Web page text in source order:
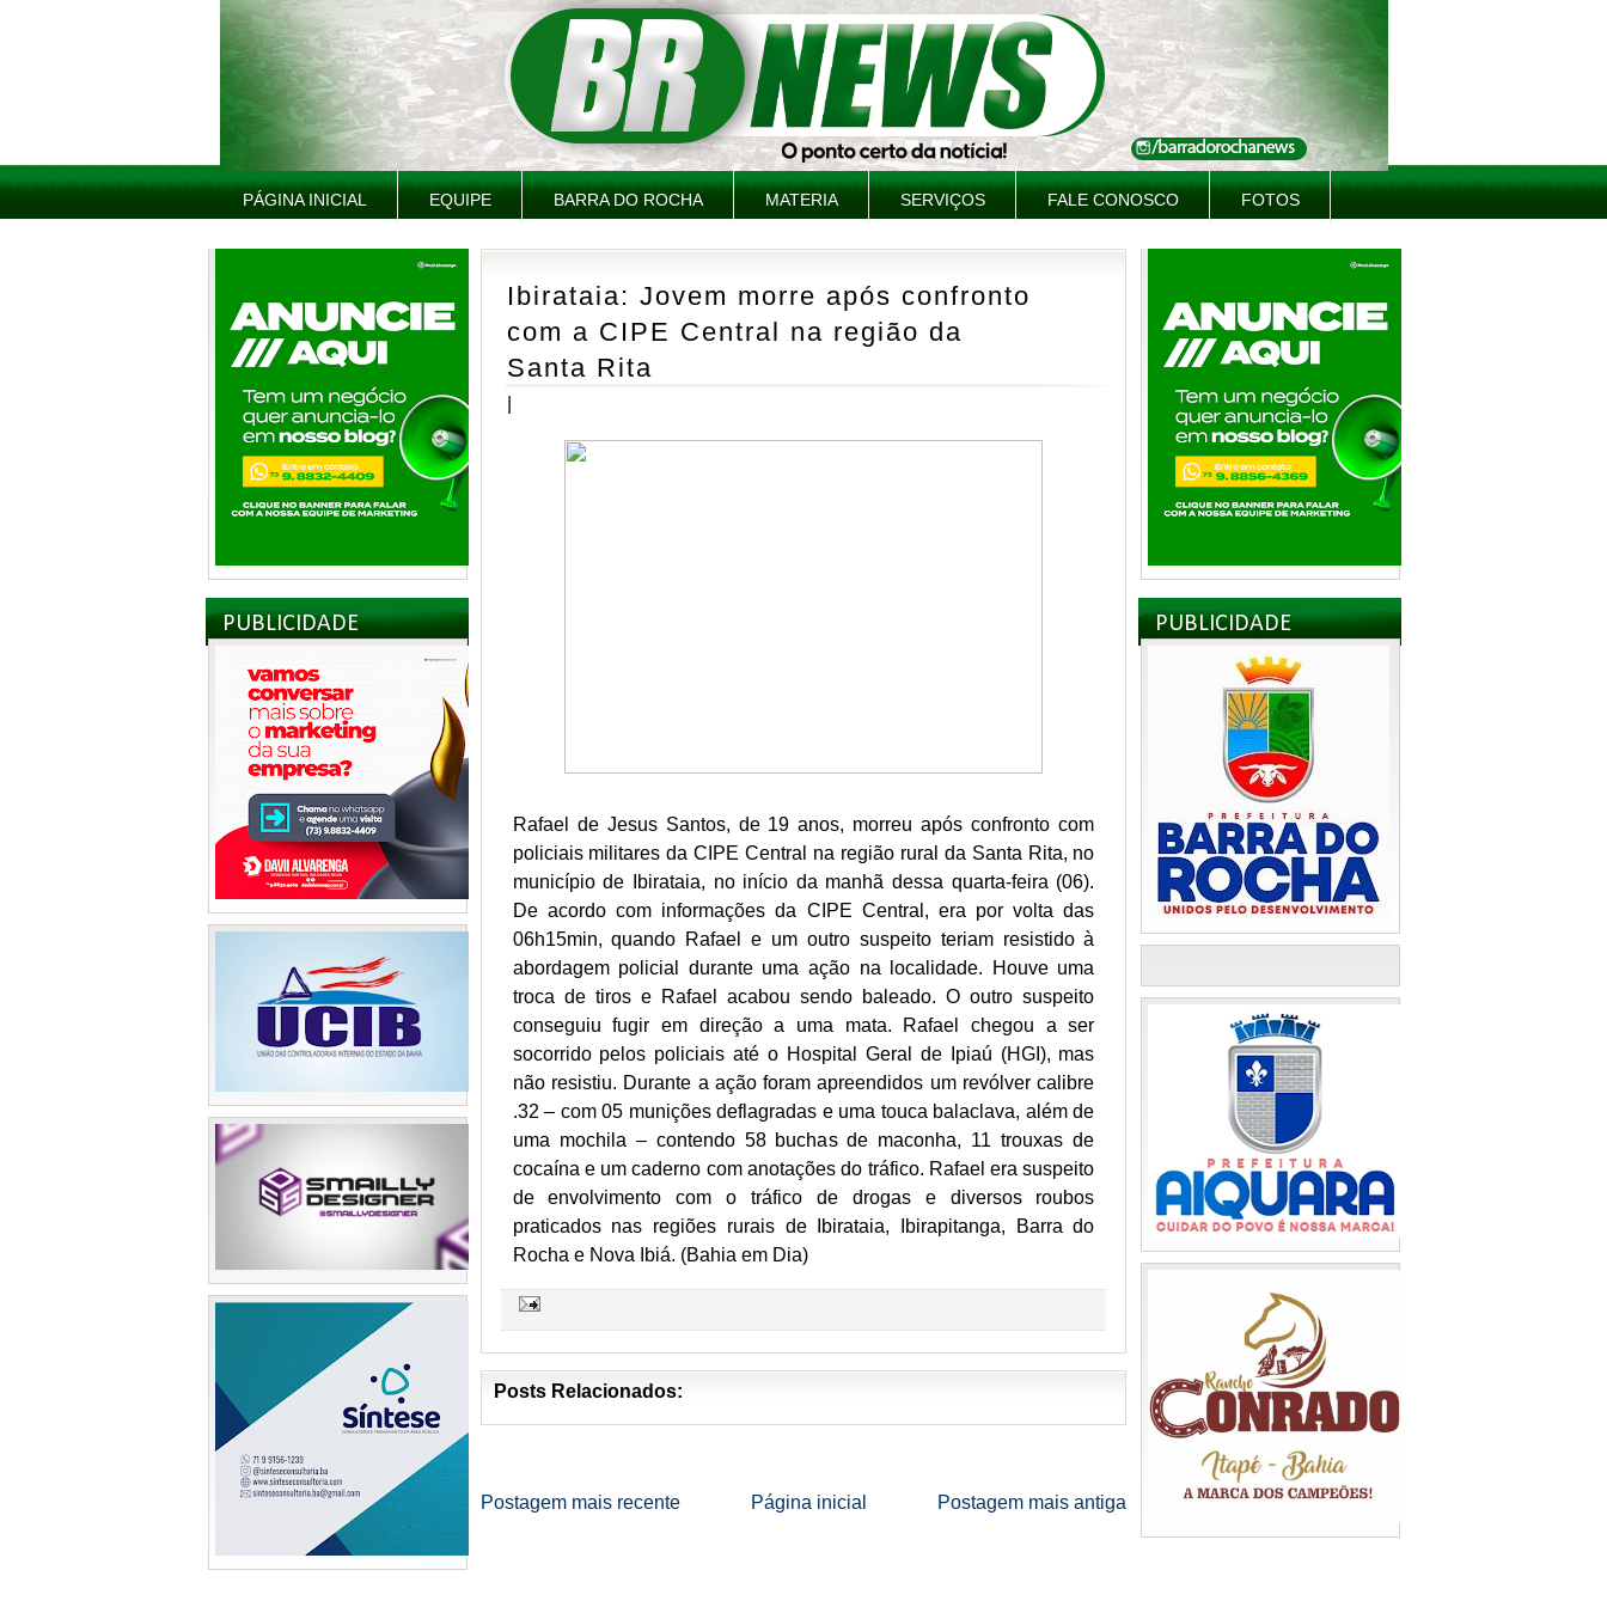
PÁGINA INICIAL EQUIPE BARRA DO ROCHA MATERIA SERVIÇOS FALE CONOSCO FOTOS
PUBLICIDADE
Ibirataia: Jovem morre após confronto
com a CIPE Central na região da
Santa Rita
Rafael de Jesus Santos, de 19 anos, morreu após confronto com
policiais militares da CIPE Central na região rural da Santa Rita, no
município de Ibirataia, no início da manhã dessa quarta-feira (06).
De acordo com informações da CIPE Central, era por volta das
06h15min, quando Rafael e um outro suspeito teriam resistido à
abordagem policial durante uma ação na localidade. Houve uma
troca de tiros e Rafael acabou sendo baleado. O outro suspeito
conseguiu fugir em direção a uma mata. Rafael chegou a ser
socorrido pelos policiais até o Hospital Geral de Ipiaú (HGI), mas
não resistiu. Durante a ação foram apreendidos um revólver calibre
.32 – com 05 munições deflagradas e uma touca balaclava, além de
uma mochila – contendo 58 buchas de maconha, 11 trouxas de
cocaína e um caderno com anotações do tráfico. Rafael era suspeito
de envolvimento com o tráfico de drogas e diversos roubos
praticados nas regiões rurais de Ibirataia, Ibirapitanga, Barra do
Rocha e Nova Ibiá. (Bahia em Dia)
Posts Relacionados:
Postagem mais recente Postagem mais antiga
Página inicial
PUBLICIDADE